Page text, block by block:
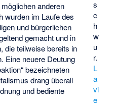
s
c
h
w
u
r.
L
a
vi
e
anderen
wurden im Laufe des
und bürgerlichen
gemacht und in
die teilweise bereits in
Eine neuere Deutung
bezeichneten
drang überall
und bediente